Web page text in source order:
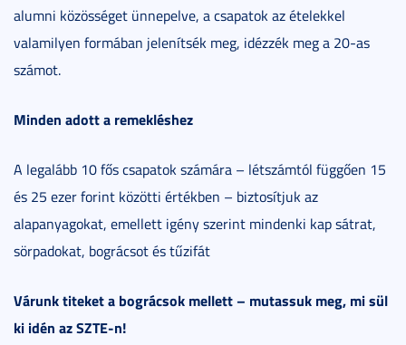
alumni közösséget ünnepelve, a csapatok az ételekkel
valamilyen formában jelenítsék meg, idézzék meg a 20-as
számot.
Minden adott a remekléshez
A legalább 10 fős csapatok számára – létszámtól függően 15
és 25 ezer forint közötti értékben – biztosítjuk az
alapanyagokat, emellett igény szerint mindenki kap sátrat,
sörpadokat, bográcsot és tűzifát
Várunk titeket a bográcsok mellett – mutassuk meg, mi sül
ki idén az SZTE-n!